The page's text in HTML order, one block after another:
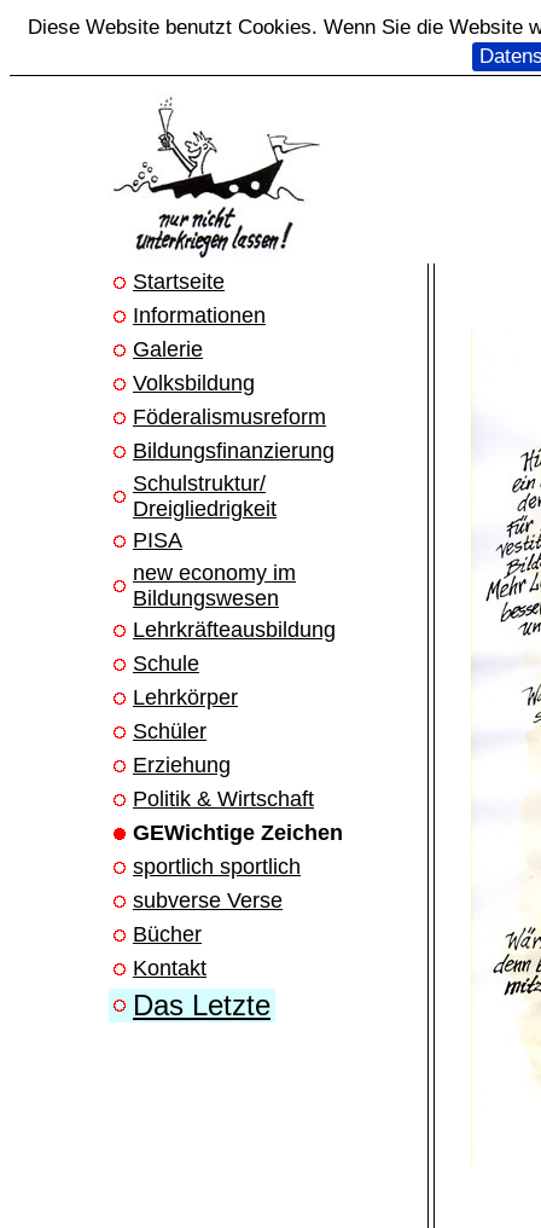
Diese Website benutzt Cookies. Wenn Sie die Website
Startseite
Informationen
Galerie
Volksbildung
Föderalismusreform
Bildungsfinanzierung
Schulstruktur/
Dreigliedrigkeit
PISA
new economy im
Bildungswesen
Lehrkräfteausbildung
Schule
Lehrkörper
Schüler
Erziehung
Politik & Wirtschaft
GEWichtige Zeichen
sportlich sportlich
subverse Verse
Bücher
Kontakt
Das Letzte